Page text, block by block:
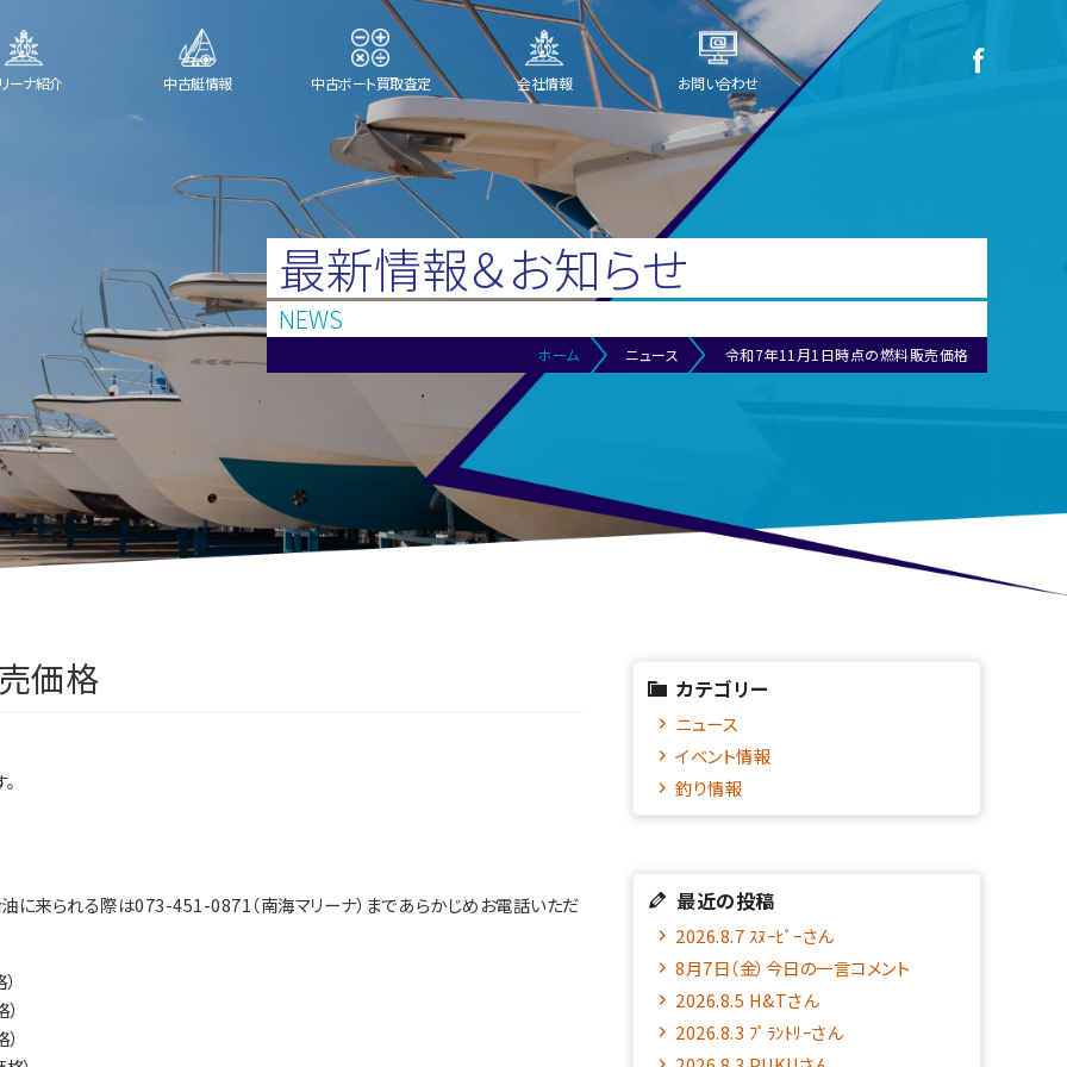
ーナ紹介 中古艇情報 中古ボート買取査定 会社情報 お問い合わせ
最新情報＆お知らせ
NEWS
ホーム ニュース 令和7年11月1日時点の燃料販売価格
価格
に来られる際は073-451-0871（南海マリーナ）まであらかじめお電話いただ
カテゴリー
ニュース
イベント情報
釣り情報
最近の投稿
2026.8.7 ｽﾇｰﾋﾟｰさん
8月7日（金）今日の一言コメント
2026.8.5 H&Tさん
2026.8.3 ﾌﾟﾗﾝﾄﾘｰさん